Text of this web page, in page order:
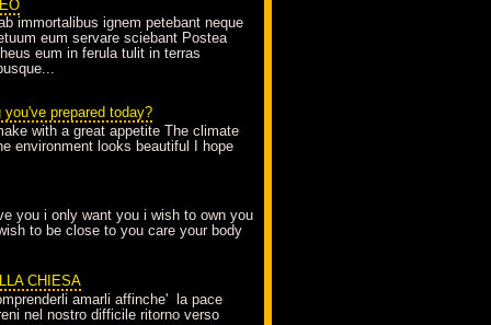
immortalibus ignem petebant neque
eum servare sciebant Postea
eum in ferula tulit in terras
prepared today?
with a great appetite The climate
environment looks beautiful I hope
you i only want you i wish to own you
to be close to you care your body
CHIESA
amarli affinche' la pace
nel nostro difficile ritorno verso